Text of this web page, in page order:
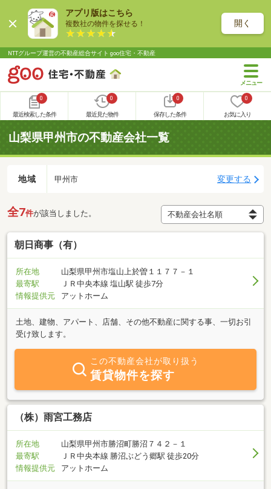
アプリ版はこちら
複数社の物件を探せる！ 開く
NTTグループ運営の不動産総合サイト goo住宅・不動産
0
最近検索した条件
0
最近見た物件
0
保存した条件
0
お気に入り
山梨県甲州市の不動産会社一覧
地域 甲州市 変更する
全7件が該当しました。
朝日商事（有）
所在地
山梨県甲州市塩山上於曽１１７７－１
最寄駅
ＪＲ中央本線 塩山駅 徒歩7分
情報提供元
アットホーム
土地、建物、アパート、店舗、その他不動産に関する事、一切お引
受け致します。
この不動産会社が取り扱う
賃貸物件を探す
（株）雨宮工務店
所在地
山梨県甲州市勝沼町勝沼７４２－１
最寄駅
ＪＲ中央本線 勝沼ぶどう郷駅 徒歩20分
情報提供元
アットホーム